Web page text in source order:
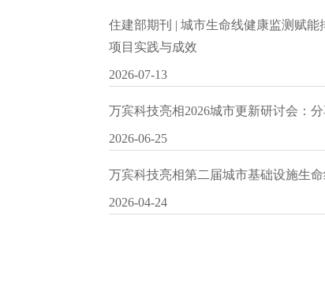
住建部期刊 | 城市生命线健康监测赋
项目实践与成效
2026-07-13
万宾科技亮相2026城市更新研讨会：
2026-06-25
万宾科技亮相第二届城市基础设施生
2026-04-24